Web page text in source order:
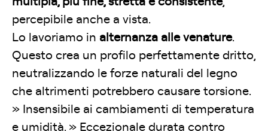
percepibile anche a vista.
Lo lavoriamo in alternanza alle venature.
Questo crea un profilo perfettamente dritto,
neutralizzando le forze naturali del legno
che altrimenti potrebbero causare torsione.
» Insensibile ai cambiamenti di temperatura
e umidità. » Eccezionale durata contro